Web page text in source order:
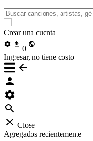
Crear una cuenta
0
Ingresar, no tiene costo
Close
Agregados recientemente